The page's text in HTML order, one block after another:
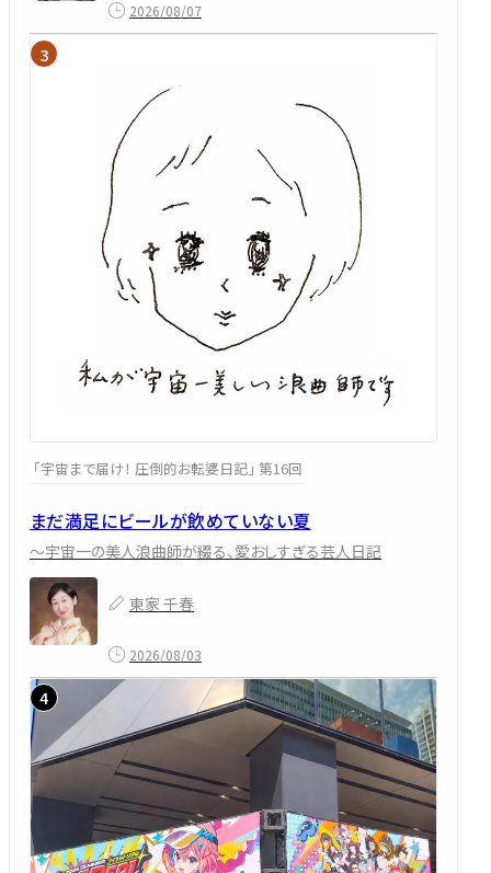
2026/08/07
「宇宙まで届け！ 圧倒的お転婆日記」 第16回
まだ満足にビールが飲めていない夏
～宇宙一の美人浪曲師が綴る、愛おしすぎる芸人日記
東家 千春
2026/08/03